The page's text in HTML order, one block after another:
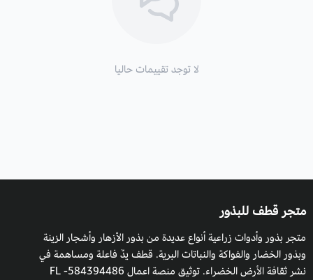
لا توجد تقييمات حاليا
متجر قطف للبذور
متجر بذور وأدوات زراعية أنواع عديدة من بذور الأزهار وأشجار الزينة
وبذور الخضار والفواكة والنباتات البرية. قطف يدٌ فاعلة ومساهمة في
نشر ثقافة الأرض الخضراء. توثيق منصة اعمال 584394486- FL